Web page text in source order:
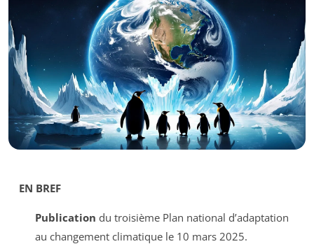
EN BREF
Publication du troisième Plan national d’adaptation
au changement climatique le 10 mars 2025.